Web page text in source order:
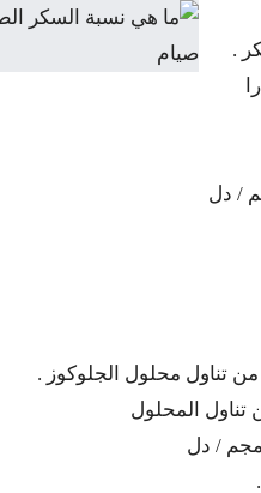
.
تناول محلول الجلوكوز .